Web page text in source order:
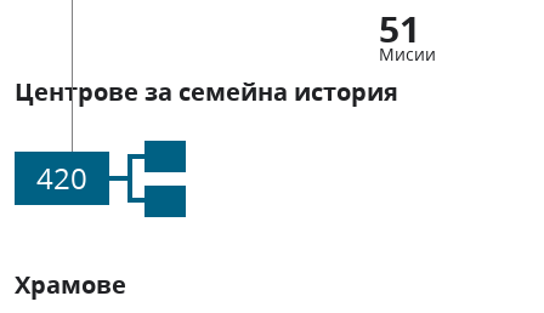
51
Мисии
Центрове за семейна история
420
Храмове